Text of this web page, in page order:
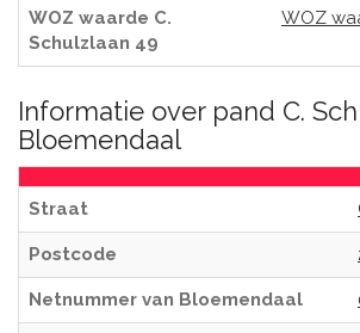
WOZ waarde C.
Schulzlaan 49
WOZ
Informatie over pand C.
Bloemendaal
Straat
Postcode
Netnummer van Bloemendaal